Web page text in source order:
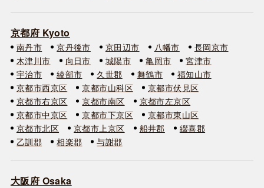
京都府 Kyoto
南丹市 京丹後市 京田辺市 八幡市
長岡京市
木津川市
向日市 城陽市 亀岡市
宮津市
宇治市
綾部市 久世郡 舞鶴市
福知山市
京都市西京区
京都市山科区
京都市伏見区
京都市右京区
京都市南区
京都市左京区
京都市中京区
京都市下京区
京都市東山区
京都市北区
京都市上京区 船井郡
綴喜郡
乙訓郡
相楽郡 与謝郡
大阪府 Osaka